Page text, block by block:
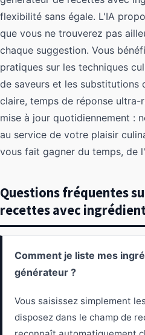
flexibilité sans égale. L'IA
que vous ne trouverez pas
chaque suggestion. Vous
pratiques sur les techniques
de saveurs et les substitutions
claire, temps de réponse ultra-
mise à jour quotidiennement :
au service de votre plaisir
vous fait gagner du temps, de
Questions fréquentes
recettes avec
Comment je liste mes
générateur ?
Vous saisissez simplement
disposez dans le champ de